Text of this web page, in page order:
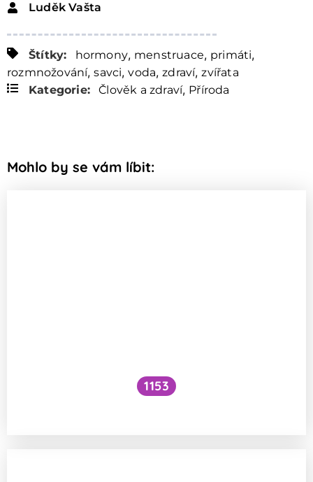
Luděk Vašta
Štítky: hormony, menstruace, primáti,
rozmnožování, savci, voda, zdraví, zvířata
Kategorie:
Člověk a zdraví, Příroda
Mohlo by se vám líbit:
1153